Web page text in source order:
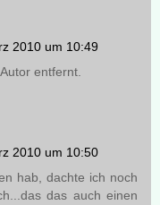
2010 um 10:49
entfernt.
2010 um 10:50
hab, dachte ich noch
das auch einen